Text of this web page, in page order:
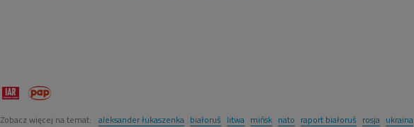
Zobacz więcej na temat: aleksander łukaszenka białoruś litwa mińsk nato raport białoruś rosja ukraina